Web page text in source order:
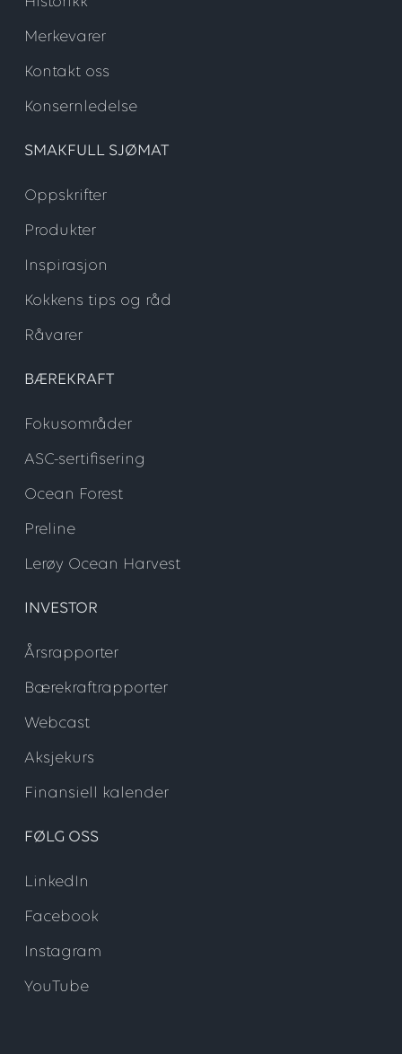
Merkevarer
Kontakt oss
Konsernledelse
SMAKFULL SJØMAT
Oppskrifter
Produkter
Inspirasjon
Kokkens tips og råd
Råvarer
BÆREKRAFT
Fokusområder
ASC-sertifisering
Ocean Forest
Preline
Lerøy Ocean Harvest
INVESTOR
Årsrapporter
Bærekraftrapporter
Webcast
Aksjekurs
Finansiell kalender
FØLG OSS
LinkedIn
Facebook
Instagram
YouTube